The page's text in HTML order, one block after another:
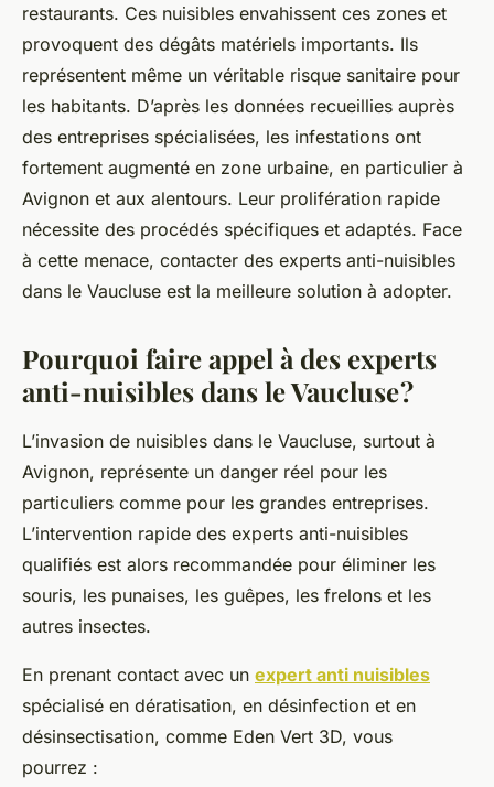
restaurants. Ces nuisibles envahissent ces zones et
provoquent des dégâts matériels importants. Ils
représentent même un véritable risque sanitaire pour
les habitants. D’après les données recueillies auprès
des entreprises spécialisées, les infestations ont
fortement augmenté en zone urbaine, en particulier à
Avignon et aux alentours. Leur prolifération rapide
nécessite des procédés spécifiques et adaptés. Face
à cette menace, contacter des experts anti-nuisibles
dans le Vaucluse est la meilleure solution à adopter.
Pourquoi faire appel à des experts
anti-nuisibles dans le Vaucluse ?
L’invasion de nuisibles dans le Vaucluse, surtout à
Avignon, représente un danger réel pour les
particuliers comme pour les grandes entreprises.
L’intervention rapide des experts anti-nuisibles
qualifiés est alors recommandée pour éliminer les
souris, les punaises, les guêpes, les frelons et les
autres insectes.
En prenant contact avec un expert anti nuisibles
spécialisé en dératisation, en désinfection et en
désinsectisation, comme Eden Vert 3D, vous
pourrez :